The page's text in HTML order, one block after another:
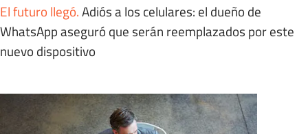
El futuro llegó.Adiós a los celulares: el dueño de
WhatsApp aseguró que serán reemplazados por este
nuevo dispositivo